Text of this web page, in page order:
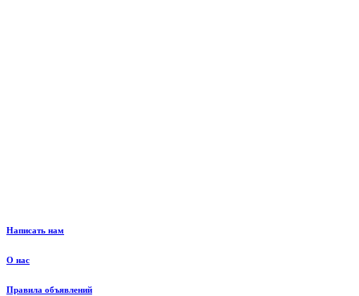
Написать нам
О нас
Правила объявлений